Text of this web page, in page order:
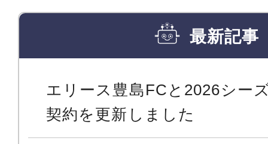
最新記事
エリース豊島FCと2026シー
契約を更新しました